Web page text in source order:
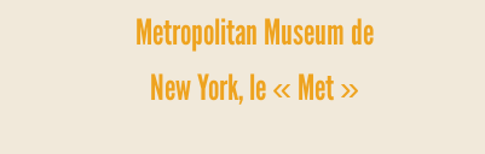
Metropolitan Museum de
New York, le « Met »